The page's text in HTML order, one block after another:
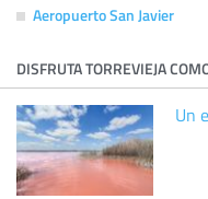
Aeropuerto San Javier
DISFRUTA TORREVIEJA
Un